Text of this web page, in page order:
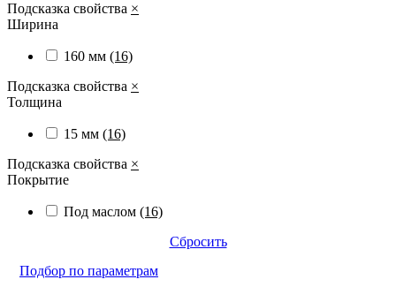
Подсказка свойства ×
Ширина
160 мм (16)
Подсказка свойства ×
Толщина
15 мм (16)
Подсказка свойства ×
Покрытие
Под маслом (16)
Сбросить
Подбор по параметрам